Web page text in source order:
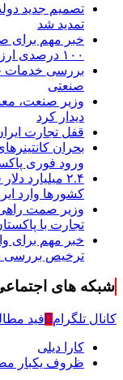
تصمیم جدید
تمدید شد
خبر مهم برای
۱۰۰ درصدی ارز مشخص شد
بررسی خدمات
صنعتی
وزیر صنعت،
دیدار کرد
قفل تجارت
بحران
ورود فوری
۲.۴ میلیارد
کشورها وارد
تجارت با
خبر مهم برای
ترخیص بررسی
شبکه های
کانال تلگرام فید
کارا دیلی
ظروف یکبار